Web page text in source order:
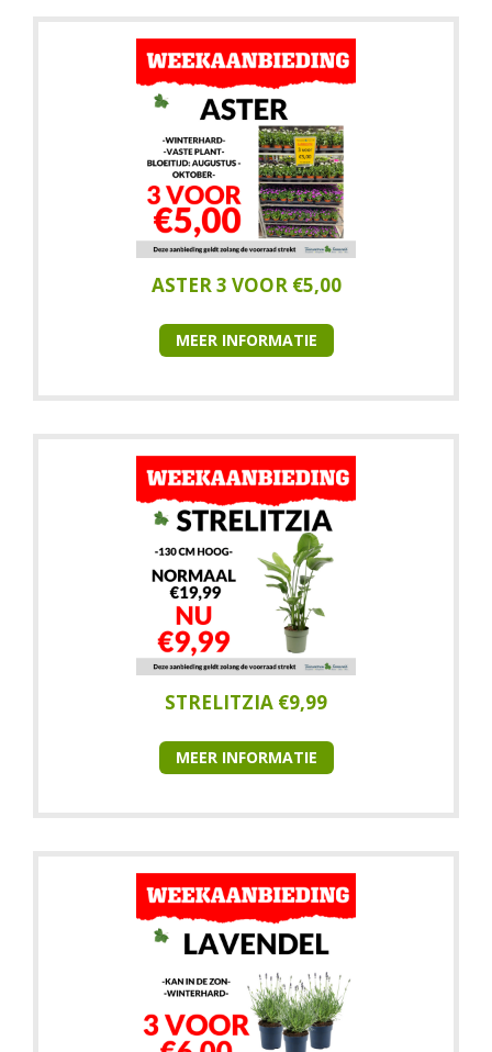
ASTER 3 VOOR €5,00
MEER INFORMATIE
STRELITZIA €9,99
MEER INFORMATIE